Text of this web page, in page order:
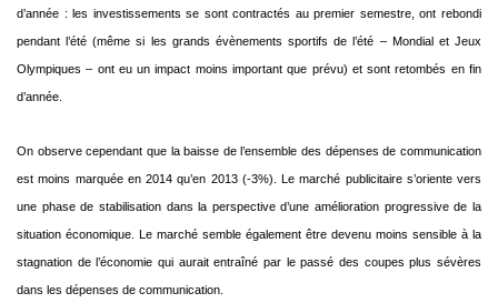
d’année : les investissements se sont contractés au premier semestre, ont rebondi
pendant l’été (même si les grands évènements sportifs de l’été – Mondial et Jeux
Olympiques – ont eu un impact moins importantque prévu) et sont retombés en fin
d’année.
On observe cependant que la baisse de l’ensemble des dépenses de communication
est moins marquée en 2014 qu’en 2013 (-3%). Le marché publicitaire s’oriente vers
une phase de stabilisation dans la perspective d’une amélioration progressive de la
situation économique. Le marché semble également être devenu moins sensible à la
stagnation de l’économie qui aurait entraîné par le passé des coupes plus sévères
dans les dépenses de communication.